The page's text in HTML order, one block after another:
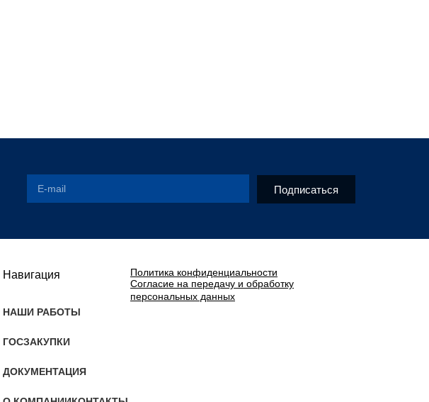
Подписаться
Навигация
НАШИ РАБОТЫ
ГОСЗАКУПКИ
ДОКУМЕНТАЦИЯ
Политика конфиденциальности
Согласие на передачу и обработку
персональных данных